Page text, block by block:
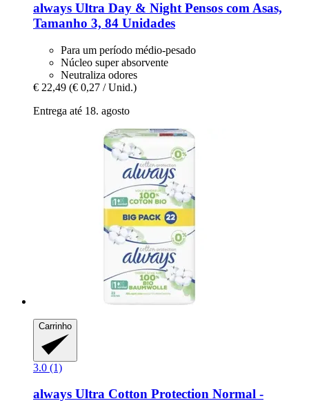
always Ultra Day & Night Pensos com Asas,
Tamanho 3, 84 Unidades
Para um período médio-pesado
Núcleo super absorvente
Neutraliza odores
€ 22,49 (€ 0,27 / Unid.)
Entrega até 18. agosto
Carrinho
3.0 (1)
always Ultra Cotton Protection Normal -​